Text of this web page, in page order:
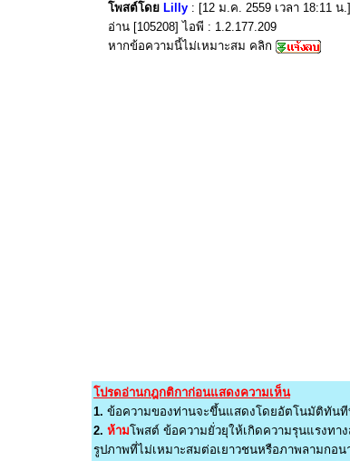
โพสต์โดย Lilly : [12 ม.ค. 2559 เวลา 18:11 น.]
อ่าน [105208] ไอพี : 1.2.177.209
หากข้อความนี้ไม่เหมาะสม คลิก
โปรดอ่านกฎกติกาก่อนแสดงความเห็น
1. ข้อความของท่านจะขึ้นแสดงโดยอัตโนมัติทัน
2. ห้ามโพสต์ ข้อความยั่วยุให้เกิดความรุนแรงทา
รูปภาพที่ไม่เหมาะสมต่อเยาวชนหรือภาพลามกอน